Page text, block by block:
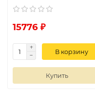
15776 ₽
В корзину
Купить